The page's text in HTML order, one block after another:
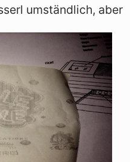
umständlich, aber